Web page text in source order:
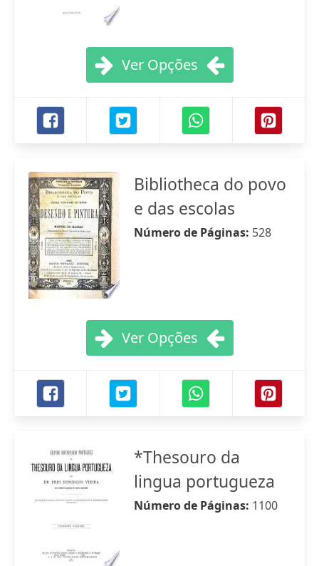
Ver Opções
Bibliotheca do povo
e das escolas
Número de Páginas: 528
Ver Opções
*Thesouro da
lingua portugueza
Número de Páginas: 1100